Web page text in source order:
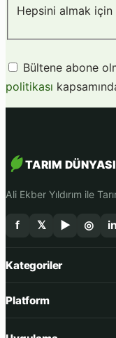
Hepsini almak
Bültene abone
politikası
TARIM DÜNYASI
Ali Ekber Yıldırım ile
f 𝕏 ▶ ◎ in
Kategoriler
Platform